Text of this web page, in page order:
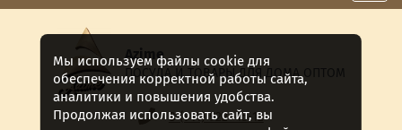
Azime
ПОСУДА И ТОВАРЫ ДЛЯ ДОМА ОПТОМ
8 (911) 922 -15-12
Мы используем файлы cookie для
обеспечения корректной работы сайта,
аналитики и повышения удобства.
Продолжая использовать сайт, вы